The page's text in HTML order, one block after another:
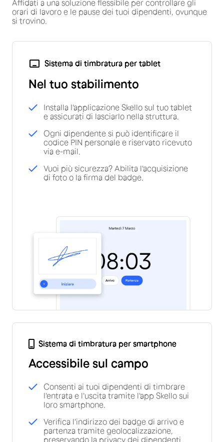
Affidati a una soluzione flessibile per controllare gli
orari di lavoro e le pause dei tuoi dipendenti, ovunque
si trovino.
Sistema di timbratura per tablet
Nel tuo stabilimento
Installa l'applicazione Skello sul tuo tablet
e assicurati di lasciarlo nella struttura.
Ogni dipendente si può identificare il
codice PIN personale e riservato ricevuto
via e-mail.
Vuoi più sicurezza? Abilita l'acquisizione
di foto o la firma del badge.
Sistema di timbratura per smartphone
Accessibile sul campo
Consenti ai tuoi dipendenti di timbrare
l'entrata e l'uscita tramite l'app Skello sui
loro smartphone.
Verifica l'indirizzo dei badge di arrivo e
partenza tramite geolocalizzazione,
preservando la privacy dei dipendenti.